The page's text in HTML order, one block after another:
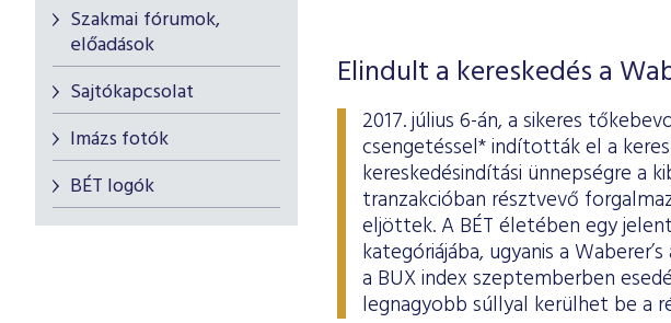
Szakmai fórumok,
előadások
Sajtókapcsolat
Imázs fotók
BÉT logók
Elindult a kereskedés a
2017. július 6-án, a sikeres
csengetéssel* indították el a
kereskedésindítási ünnepségre a
tranzakcióban résztvevő
eljöttek. A BÉT életében egy
kategóriájába, ugyanis a
a BUX index szeptemberben
legnagyobb súllyal kerülhet be a